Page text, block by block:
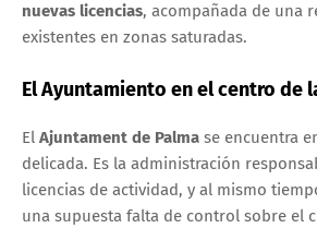
nuevas licencias, acompañada de una
existentes en zonas saturadas.
El Ayuntamiento en el centro de
El Ajuntament de Palma se encuentra
delicada. Es la administración
licencias de actividad, y al mismo
una supuesta falta de control sobre el